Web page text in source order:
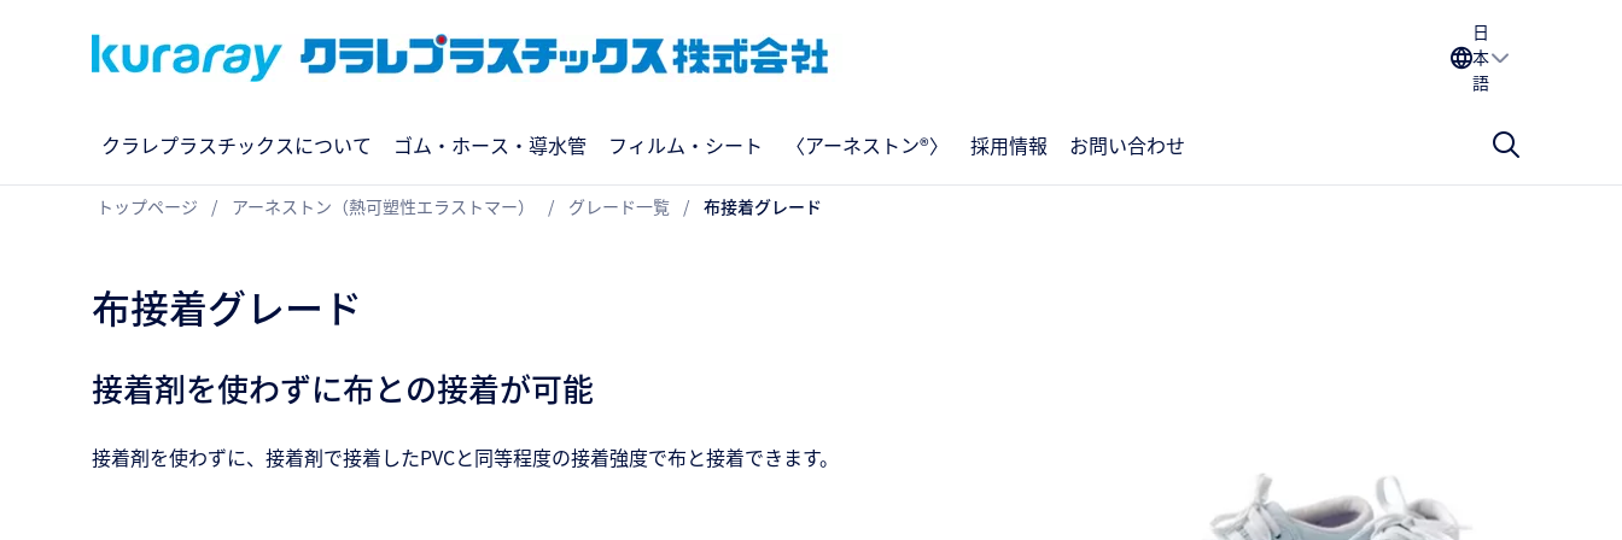
日
本
語
クラレプラスチックスについて ゴム・ホース・導水管 フィルム・シート 〈アーネストン®〉 採用情報 お問い合わせ
トップページ アーネストン（熱可塑性エラストマー） グレード一覧 布接着グレード
布接着グレード
接着剤を使わずに布との接着が可能
接着剤を使わずに、接着剤で接着したPVCと同等程度の接着強度で布と接着できます。